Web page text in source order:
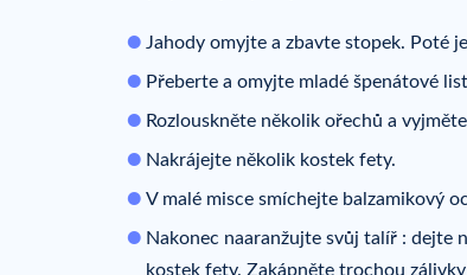
Jahody omyjte a zbavte stopek. Poté
Přeberte a omyjte mladé špenátové
Rozlouskněte několik ořechů a
Nakrájejte několik kostek fety.
V malé misce smíchejte balzamikový
Nakonec naaranžujte svůj talíř : dejte
kostek fety. Zakápněte trochou